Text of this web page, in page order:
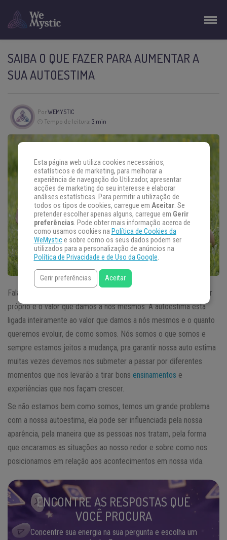
SAIBA O QUE FAZER PARA AUMENTAR A
SUA AUTOESTIMA
PorWEMYSTIC
Tempo de leitura: 3 min
Falar sobre a autoestima é lembrar do quão importante é o amor
próprio e o valor que damos a nós mesmos. A autoestima está
ligada inteiramente ao valor que damos a nós mesmos e o quanto
queremos evoluir, de como somos. Nós somos o que somos e
sempre estamos jeitos a mudança, pra garantir nossa auto estima
muitas vezes devemos nos submeter a passar por diferentes
momentos que nos levarão a tirar bons ensinamentos e
experiências que nos façam crescer.
Se não estamos bem como somos, temos um grande problema
com a nossa autoestima, ela pode ser influenciada pela nossa
aparência, pela maneira que as pessoas nos tratam, pela forma
que encaramos as situações ao nosso redor e sobre como nos
posicionamos em relação aos acontecimentos em nossa vida.
ENCONTRE AS RESPOSTAS QUE
VOCÊ PROCURA
Concentre sua energia na sua pergunta e escolha um
Esta página web utiliza cookies necessários,
estatísticos e de marketing, para melhorar a
experiência de navegação do Utilizador, apresentar
acções de marketing do seu interesse e elaborar
análises estatísticas. Para permitir a utilização de
todos os tipos de cookies, carregue em Aceitar. Se
pretender escolher apenas alguns, carregue em Gerir
preferências. Pode obter mais informação acerca de
como usamos cookies na Política de Cookies da
WeMystice sobre como os seus dados podem ser
utilizados para a personalização de anúncios na
Política de Privacidade e de Uso da Google.
Gerir preferências Aceitar